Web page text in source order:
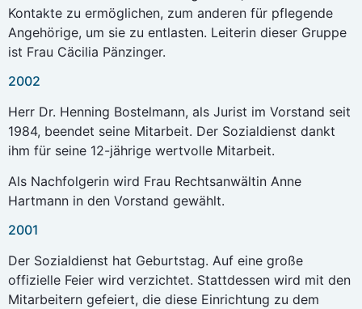
Kontakte zu ermöglichen, zum anderen für pflegende
Angehörige, um sie zu entlasten. Leiterin dieser Gruppe
ist Frau Cäcilia Pänzinger.
2002
Herr Dr. Henning Bostelmann, als Jurist im Vorstand seit
1984, beendet seine Mitarbeit. Der Sozialdienst dankt
ihm für seine 12-jährige wertvolle Mitarbeit.
Als Nachfolgerin wird Frau Rechtsanwältin Anne
Hartmann in den Vorstand gewählt.
2001
Der Sozialdienst hat Geburtstag. Auf eine große
offizielle Feier wird verzichtet. Stattdessen wird mit den
Mitarbeitern gefeiert, die diese Einrichtung zu dem